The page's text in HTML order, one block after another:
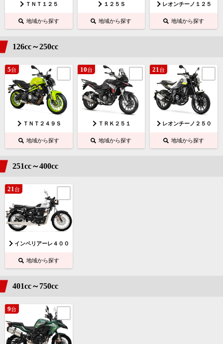
ＴＮＴ１２５
地域から探す
１２５Ｓ
地域から探す
レオンチーノ１２５
地域から探す
126cc～250cc
5台
ＴＮＴ２４９Ｓ
地域から探す
10台
ＴＲＫ２５１
地域から探す
21 台
レオンチーノ２５０
地域から探す
251cc～400cc
21台
インペリアーレ４００
地域から探す
401cc～750cc
9台